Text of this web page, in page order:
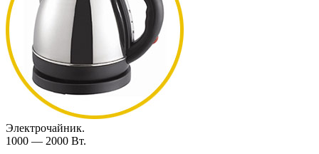
Электрочайник.
1000 — 2000 Вт.